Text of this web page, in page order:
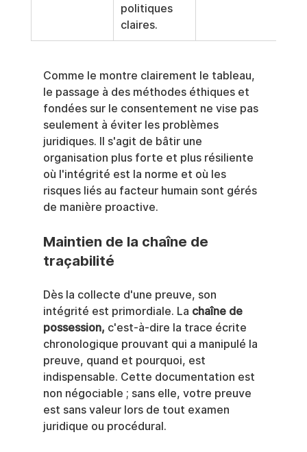
politiques
claires.
Comme le montre clairement le tableau,
le passage à des méthodes éthiques et
fondées sur le consentement ne vise pas
seulement à éviter les problèmes
juridiques. Il s'agit de bâtir une
organisation plus forte et plus résiliente
où l'intégrité est la norme et où les
risques liés au facteur humain sont gérés
de manière proactive.
Maintien de la chaîne de
traçabilité
Dès la collecte d'une preuve, son
intégrité est primordiale. La chaîne de
possession, c'est-à-dire la trace écrite
chronologique prouvant qui a manipulé la
preuve, quand et pourquoi, est
indispensable. Cette documentation est
non négociable ; sans elle, votre preuve
est sans valeur lors de tout examen
juridique ou procédural.